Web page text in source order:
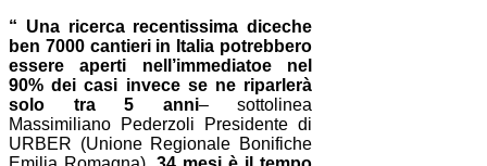
“ Una ricerca recentissima diceche
ben 7000 cantieri in Italia potrebbero
essere aperti nell’immediatoe nel
90% dei casi invece se ne riparlerà
solo tra 5 anni– sottolinea
Massimiliano Pederzoli Presidente di
URBER (Unione Regionale Bonifiche